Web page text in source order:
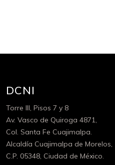
DCNI
Torre III, Pisos 7 y 8
Av. Vasco de Quiroga 4871,
Col. Santa Fe Cuajimalpa.
Alcaldía Cuajimalpa de Morelos,
C.P. 05348, Ciudad de México.